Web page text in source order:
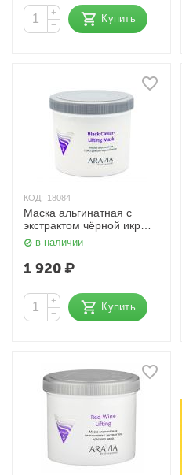
+
−
Купить
КОД: 18084
Маска альгинатная с
экстрактом чёрной икры,
Black Caviar-Lifting 550
мл. Aravia
в наличии
1 920₽
+
−
Купить